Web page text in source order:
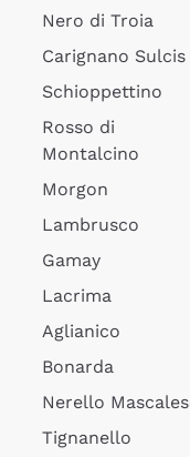
Nero di Troia
Carignano Sulcis
Schioppettino
Rosso di
Montalcino
Morgon
Lambrusco
Gamay
Lacrima
Aglianico
Bonarda
Nerello
Tignanello